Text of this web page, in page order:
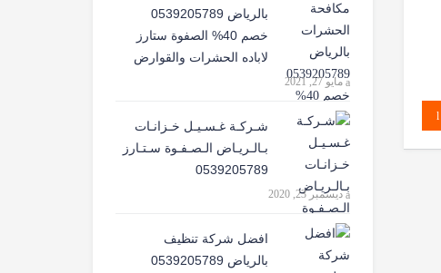
بالرياض 0539205789
خصم 40% الصفوة ستارز
لاباده الحشرات والقوارض
مايو 27, 2021
شـركـة غـسـيـل خـزانـات
بـالـريـاض الـصـفـوة سـتـارز
0539205789
ديسمبر 23, 2020
افضل شركة تنظيف
بالرياض 0539205789